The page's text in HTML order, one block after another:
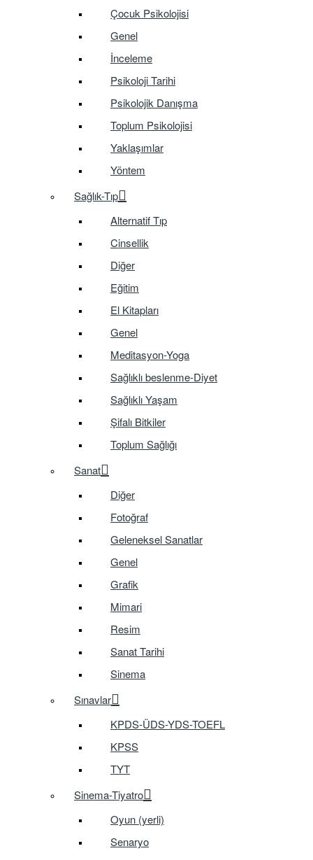
Çocuk Psikolojisi
Genel
İnceleme
Psikoloji Tarihi
Psikolojik Danışma
Toplum Psikolojisi
Yaklaşımlar
Yöntem
Sağlık-Tıp
Alternatif Tıp
Cinsellik
Diğer
Eğitim
El Kitapları
Genel
Meditasyon-Yoga
Sağlıklı beslenme-Diyet
Sağlıklı Yaşam
Şifalı Bitkiler
Toplum Sağlığı
Sanat
Diğer
Fotoğraf
Geleneksel Sanatlar
Genel
Grafik
Mimari
Resim
Sanat Tarihi
Sinema
Sınavlar
KPDS-ÜDS-YDS-TOEFL
KPSS
TYT
Sinema-Tiyatro
Oyun (yerli)
Senaryo